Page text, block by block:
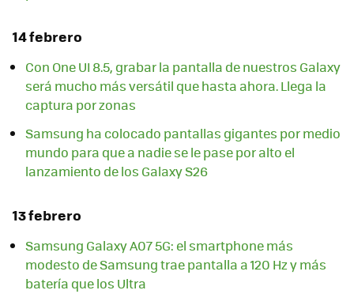
14 febrero
Con One UI 8.5, grabar la pantalla de nuestros Galaxy
será mucho más versátil que hasta ahora. Llega la
captura por zonas
Samsung ha colocado pantallas gigantes por medio
mundo para que a nadie se le pase por alto el
lanzamiento de los Galaxy S26
13 febrero
Samsung Galaxy A07 5G: el smartphone más
modesto de Samsung trae pantalla a 120 Hz y más
batería que los Ultra